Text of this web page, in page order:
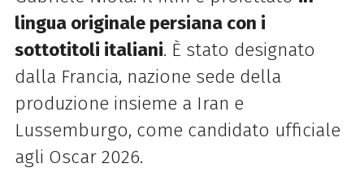
lingua originale persiana con i
sottotitoli italiani. È stato designato
dalla Francia, nazione sede della
produzione insieme a Iran e
Lussemburgo, come candidato ufficiale
agli Oscar 2026.